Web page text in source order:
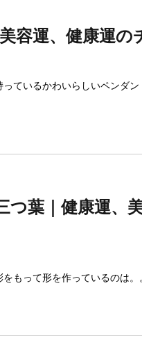
容運、健康運の
ているかわいらしいペンダ
つ葉｜健康運、
もって形を作っているのは